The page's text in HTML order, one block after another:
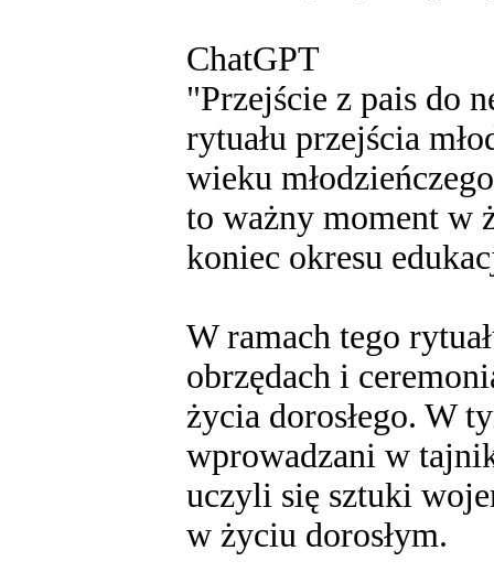
ChatGPT
"Przejście z pais do
rytuału przejścia
wieku
to ważny moment w
koniec okresu
W ramach tego
obrzędach i
życia dorosłego. W
wprowadzani w
uczyli się sztuki
w życiu dorosłym.